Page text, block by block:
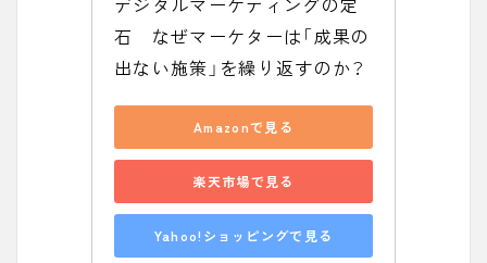
石　なぜマーケターは「成果の
出ない施策」を繰り返すのか？
Amazonで見る
楽天市場で見る
Yahoo!ショッピングで見る